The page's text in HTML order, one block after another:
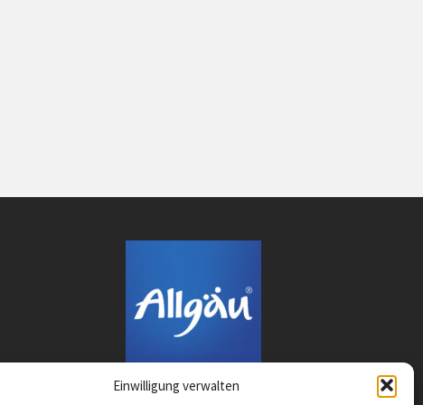
Einwilligung verwalten